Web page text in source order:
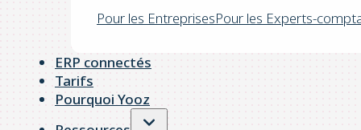
Pour les EntreprisesPour les Experts-
ERP connectés
Tarifs
Pourquoi Yooz